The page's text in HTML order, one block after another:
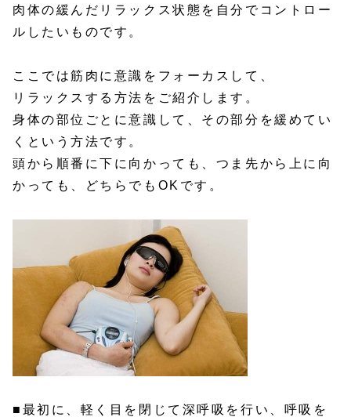
肉体の緩んだリラックス状態を自分でコントロー
ルしたいものです。
ここでは筋肉に意識をフォーカスして、
リラックスする方法をご紹介します。
身体の部位ごとに意識して、その部分を緩めてい
くという方法です。
頭から順番に下に向かっても、つま先から上に向
かっても、どちらでもOKです。
■最初に、軽く目を閉じて深呼吸を行い、呼吸を